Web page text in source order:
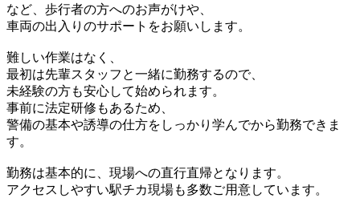
など、歩行者の方へのお声がけや、
車両の出入りのサポートをお願いします。
難しい作業はなく、
最初は先輩スタッフと一緒に勤務するので、
未経験の方も安心して始められます。
事前に法定研修もあるため、
警備の基本や誘導の仕方をしっかり学んでから勤務できま
す。
勤務は基本的に、現場への直行直帰となります。
アクセスしやすい駅チカ現場も多数ご用意しています。